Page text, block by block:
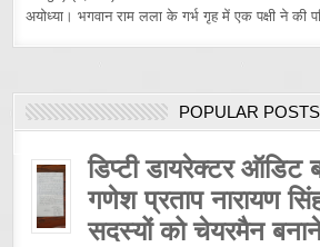
अयोध्या। भगवान राम लला के गर्भ गृह में एक पक्षी ने की
POPULAR POSTS
डिप्टी डायरेक्टर ऑडिट
गणेश प्रताप नारायण
सदस्यों को चेयरमैन